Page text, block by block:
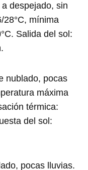
despejado, sin
28°C, mínima
Salida del sol:
nublado, pocas
máxima
térmica:
del sol:
pocas lluvias.